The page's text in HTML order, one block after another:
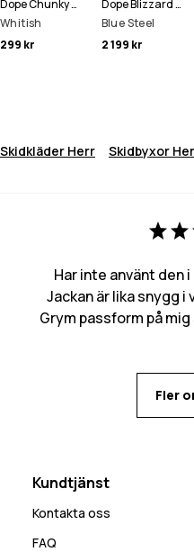
Dope Chunky Mössa
Whitish
299 kr
Dope Blizzard Full Zip Snowboardjacka Man
Blue Steel
2 199 kr
Skidkläder Herr Skidbyxor
Har inte använt den
Jackan är lika snygg
Grym passform på
Fler
Kundtjänst
Kontakta oss
FAQ